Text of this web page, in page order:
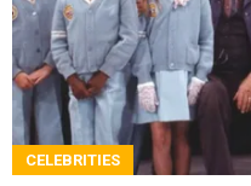
CELEBRITIES